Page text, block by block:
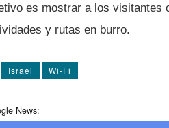
es mostrar a los visitantes
y rutas en burro.
Israel Wi-Fi
News: